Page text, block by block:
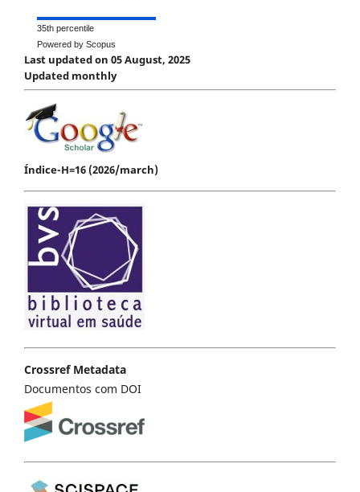
35th percentile
Powered by Scopus
Last updated on 05 August, 2025
Updated monthly
Índice-H=16 (2026/march)
Crossref Metadata
Documentos com DOI